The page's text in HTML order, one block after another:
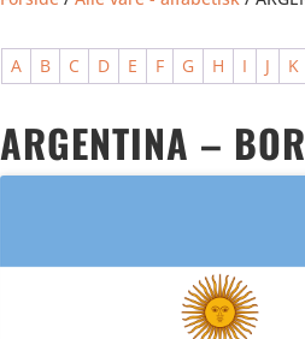
A B C D E F G H I J K
ARGENTINA –